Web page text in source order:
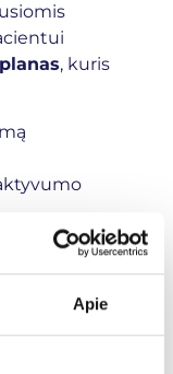
Apie
, kuris
priežiūrą
bet ir